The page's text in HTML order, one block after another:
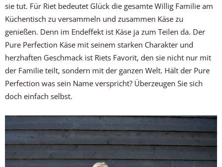
sie tut. Für Riet bedeutet Glück die gesamte Willig Familie am
Küchentisch zu versammeln und zusammen Käse zu
genießen. Denn im Endeffekt ist Käse ja zum Teilen da. Der
Pure Perfection Käse mit seinem starken Charakter und
herzhaften Geschmack ist Riets Favorit, den sie nicht nur mit
der Familie teilt, sondern mit der ganzen Welt. Hält der Pure
Perfection was sein Name verspricht? Überzeugen Sie sich
doch einfach selbst.